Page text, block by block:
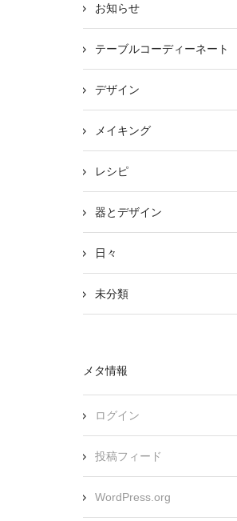
お知らせ
テーブルコーディーネート
デザイン
メイキング
レシピ
器とデザイン
日々
未分類
メタ情報
ログイン
投稿フィード
WordPress.org